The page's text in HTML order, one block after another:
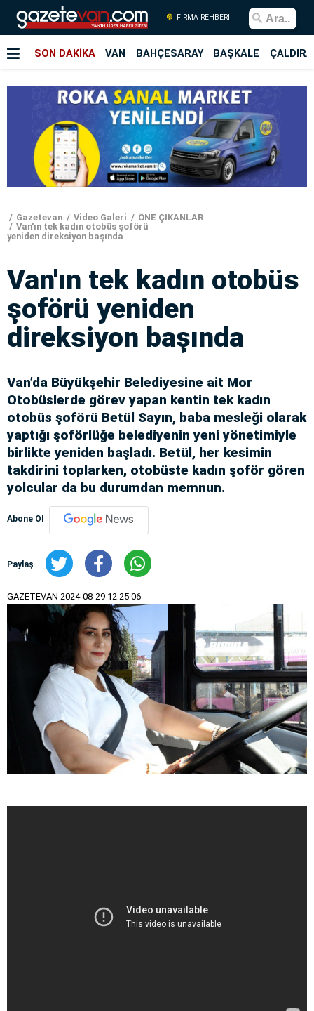
FİRMA REHBERİ
SON DAKİKA VAN BAHÇESARAY BAŞKALE
Gazetevan Video Galeri
ÖNE ÇIKANLAR
Van'ın tek kadın otobüs şoförü
yeniden direksiyon başında
Van'ın tek kadın otobüs
şoförü yeniden
direksiyon başında
Van’da Büyükşehir Belediyesine ait Mor
Otobüslerde görev yapan kentin tek kadın
otobüs şoförü Betül Sayın, baba mesleği olarak
yaptığı şoförlüğe belediyenin yeni yönetimiyle
birlikte yeniden başladı. Betül, her kesimin
takdirini toplarken, otobüste kadın şoför gören
yolcular da bu durumdan memnun.
Abone Ol
Paylaş
GAZETEVAN 2024-08-29 12:25:06